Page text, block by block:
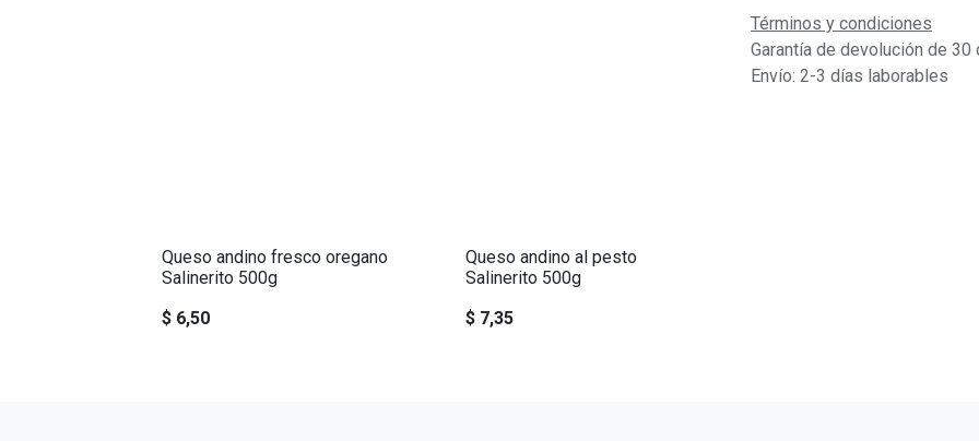
Términos y condiciones
Garantía de devolución de 30
Envío: 2-3 días laborables
Queso andino fresco oregano
Salinerito 500g
$ 6,50
Queso andino al pesto
Salinerito 500g
$ 7,35